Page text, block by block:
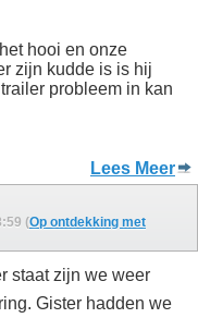
hooi en onze
zijn kudde is is hij
probleem in kan
Lees Meer
(Op ontdekking met
staat zijn we weer
Gister hadden we